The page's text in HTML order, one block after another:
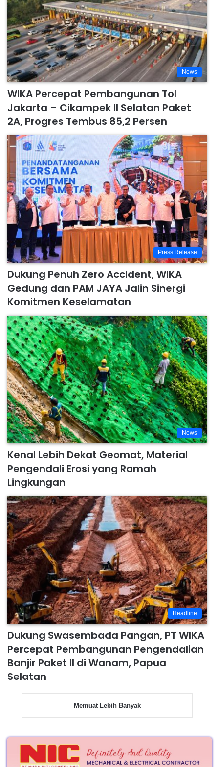
News
WIKA Percepat Pembangunan Tol
Jakarta – Cikampek II Selatan Paket
2A, Progres Tembus 85,2 Persen
Press Release
Dukung Penuh Zero Accident, WIKA
Gedung dan PAM JAYA Jalin Sinergi
Komitmen Keselamatan
News
Kenal Lebih Dekat Geomat, Material
Pengendali Erosi yang Ramah
Lingkungan
Headline
Dukung Swasembada Pangan, PT WIKA
Percepat Pembangunan Pengendalian
Banjir Paket II di Wanam, Papua
Selatan
Memuat Lebih Banyak